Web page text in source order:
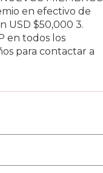
en efectivo de
USD $50,000 3.
en todos los
para contactar a